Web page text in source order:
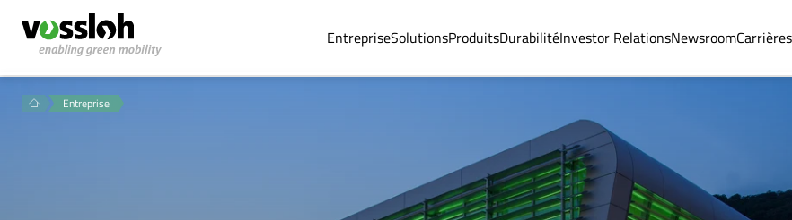
EntrepriseSolutionsProduitsDurabilitéInvestor RelationsNewsroomCarrières
Entreprise